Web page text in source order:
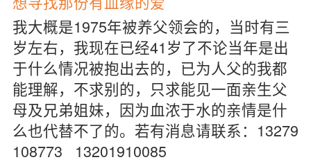
我大概是1975年被养父领会的，当时有三
岁左右，我现在已经41岁了不论当年是出
于什么情况被抱出去的，已为人父的我都
能理解，不求别的，只求能见一面亲生父
母及兄弟姐妹，因为血浓于水的亲情是什
么也代替不了的。若有消息请联系：13279
108773 13201910085